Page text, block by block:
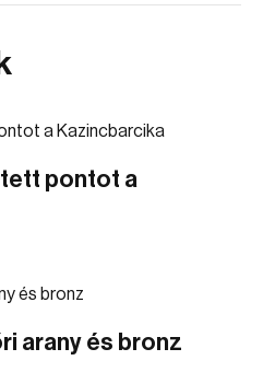
pontot a
arany és bronz